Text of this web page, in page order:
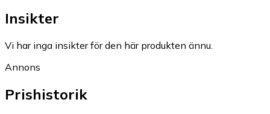
Insikter
Vi har inga insikter för den här produkten ännu.
Annons
Prishistorik